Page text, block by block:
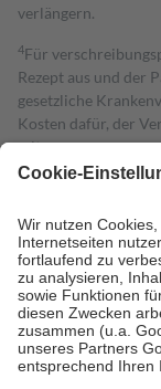
verlängern.
4Für
Rezept aus und der
gesetzliche
Kosten dafür, der
mit.
Grundsätzlich
höchstens zehn Euro.
Kosten der Leistung
Diese Regeln
Bei Heilmitteln und
Zuzahlung zehn
Verordnung.
Um das
stärken und die